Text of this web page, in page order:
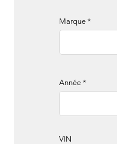
Marque
Année
VIN